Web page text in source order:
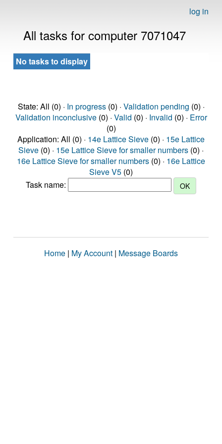
log in
All tasks for computer 7071047
No tasks to display
State: All (0) · In progress(0) · Validation pending (0) ·
Validation inconclusive(0) · Valid (0) · Invalid (0) · Error
(0)
Application: All (0) · 14e Lattice Sieve (0) · 15e Lattice
Sieve (0) · 15e Lattice Sieve for smaller numbers (0) ·
16e Lattice Sieve for smaller numbers (0) · 16e Lattice
Sieve V5 (0)
Task name:
Home | My Account | Message Boards